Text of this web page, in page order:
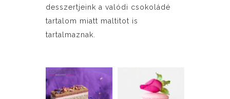
desszertjeink a valódi csokoládé
tartalom miatt maltitot is
tartalmaznak.